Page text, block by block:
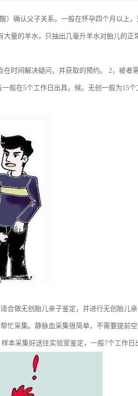
）确认父子关系。一般在怀孕四个月以上
量的羊水，只抽出几毫升羊水对胎儿的正
时间解决疑问，并获取的预约。 2，被者
般在5个工作日出具，候。无创一般为15
合做无创胎儿亲子鉴定，并进行无创胎儿
忙采集。静脉血采集很简单，不需要提前
本采集好送往实验室鉴定，一般7个工作日